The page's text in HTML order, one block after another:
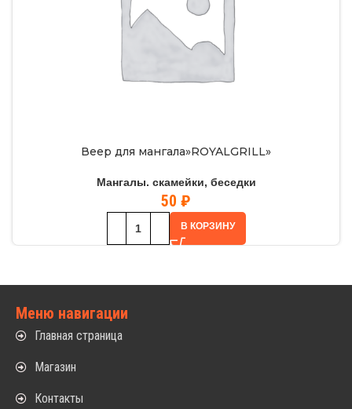
Веер для мангала»ROYALGRILL»
Мангалы. скамейки, беседки
50 ₽
В КОРЗИНУ
Меню навигации
Главная страница
Магазин
Контакты